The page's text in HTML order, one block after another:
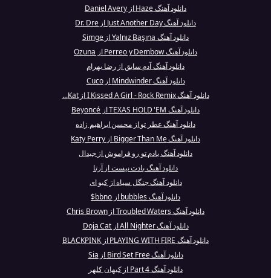
دانلود آهنگ Haze از Daniel Avery
دانلود آهنگ Just Another Day از Dr. Dre
دانلود آهنگ Yalnız Başına از Simge
دانلود آهنگ Perreo y Dembow از Ozuna
دانلود آهنگ آدم سابق از رضا بهرام
دانلود آهنگ Mindwinder از Cuco
دانلود آهنگ I Kissed A Girl - Rock Remix از Kat...
دانلود آهنگ TEXAS HOLD 'EM از Beyoncé
دانلود آهنگ عطر تو از محسن ابراهیم زاده
دانلود آهنگ Bigger Than Me از Katy Perry
دانلود آهنگ یادم تو رو فراموش از جیدال
دانلود آهنگ یادت نیست از آرتا
دانلود آهنگ جنگل سیاه از کیو ای
دانلود آهنگ bubbles از bbno$
دانلود آهنگ Troubled Waters از Chris Brown
دانلود آهنگ All Nighter از Doja Cat
دانلود آهنگ PLAYING WITH FIRE از BLACKPINK
دانلود آهنگ Bird Set Free از Sia
دانلود آهنگ Part 4 از کیهان کلهر